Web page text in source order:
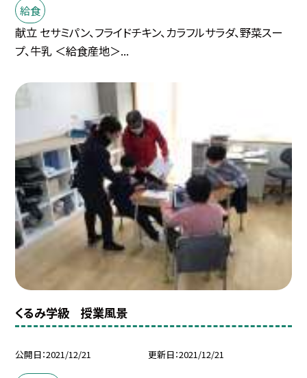
給食
献立 セサミパン、フライドチキン、カラフルサラダ、野菜スー
プ、牛乳 ＜給食産地＞...
くるみ学級 授業風景
公開日 2021/12/21 更新日 2021/12/21